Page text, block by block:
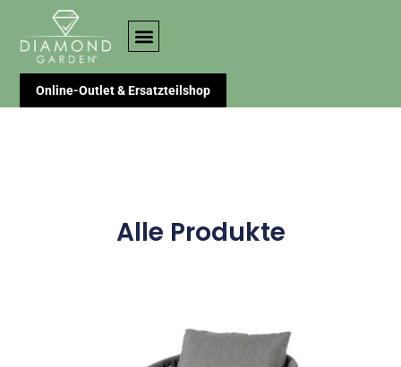
Online-Outlet & Ersatzteilshop
Alle Produkte